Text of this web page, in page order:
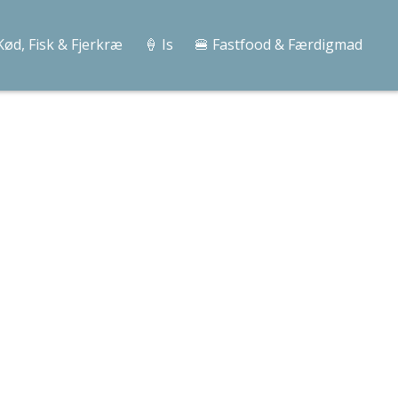
Fisk & Fjerkræ 🍦 Is
🍔 Fastfood & Færdigmad